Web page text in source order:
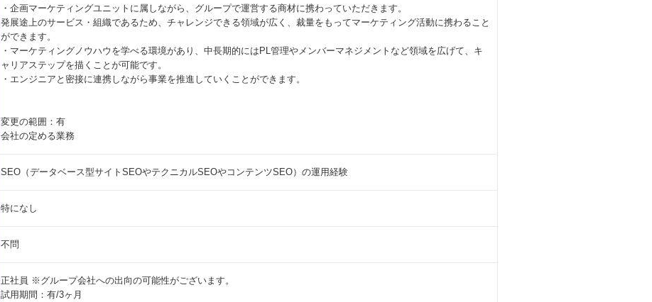
・企画マーケティングユニットに属しながら、グループで運営する商材に携わっていただきます。
発展途上のサービス・組織であるため、チャレンジできる領域が広く、裁量をもってマーケティング活動に携わること
ができます。
・マーケティングノウハウを学べる環境があり、中長期的にはPL管理やメンバーマネジメントなど領域を広げて、キ
ャリアステップを描くことが可能です。
・エンジニアと密接に連携しながら事業を推進していくことができます。
変更の範囲：有
会社の定める業務
SEO（データベース型サイトSEOやテクニカルSEOやコンテンツSEO）の運用経験
特になし
不問
正社員 ※グループ会社への出向の可能性がございます。
試用期間：有/3ヶ月